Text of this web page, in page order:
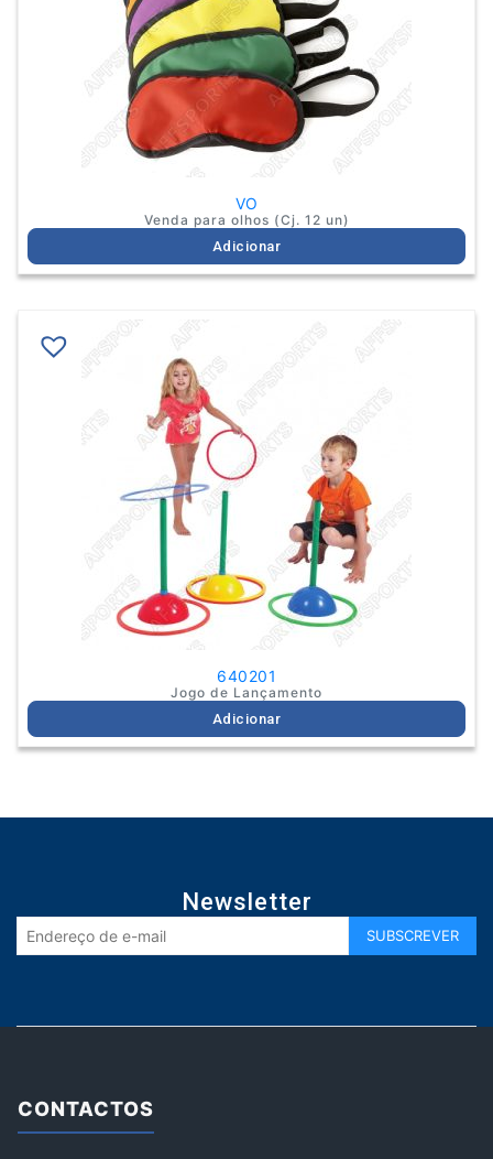
VO
Venda para olhos (Cj. 12 un)
Adicionar
640201
Jogo de Lançamento
Adicionar
Newsletter
CONTACTOS